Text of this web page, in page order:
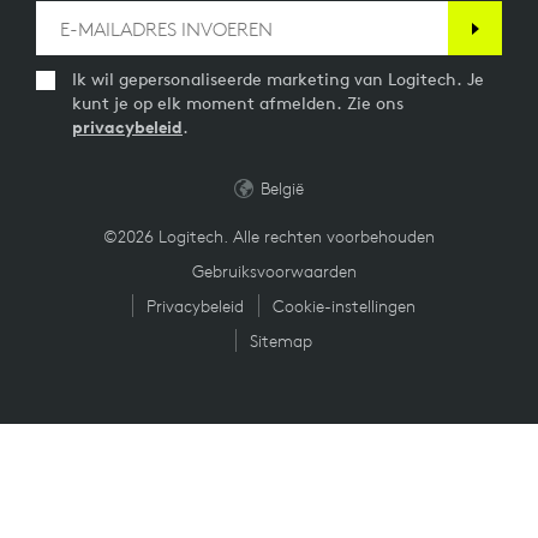
1 Bluetooth-ontvanger van Logitech Zone Wireless
Handleiding
GARANTIE-INFORMATIE
2 jaar beperkte hardwaregarantie
ONDERDEELNUMMER
Ik wil gepersonaliseerde marketing van Logitech. Je
kunt je op elk moment afmelden. Zie ons
privacybeleid.
©2026 Logitech. Alle rechten voorbehouden
Gebruiksvoorwaarden
Privacybeleid
Cookie-instellingen
Sitemap
België